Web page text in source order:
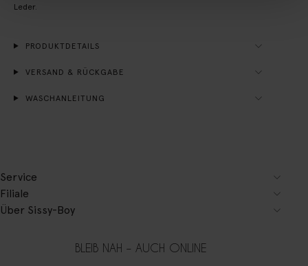
Leder.
PRODUKTDETAILS
VERSAND & RÜCKGABE
WASCHANLEITUNG
Service
Filiale
Über Sissy-Boy
BLEIB NAH – AUCH ONLINE